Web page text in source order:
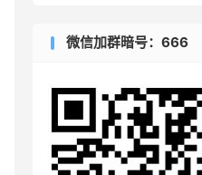
微信加群暗号：666